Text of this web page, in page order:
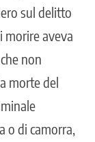
sul delitto
morire aveva
non
morte del
o di camorra,